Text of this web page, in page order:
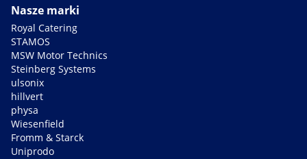
Nasze marki
Royal Catering
STAMOS
MSW Motor Technics
Steinberg Systems
ulsonix
hillvert
physa
Wiesenfield
Fromm & Starck
Uniprodo